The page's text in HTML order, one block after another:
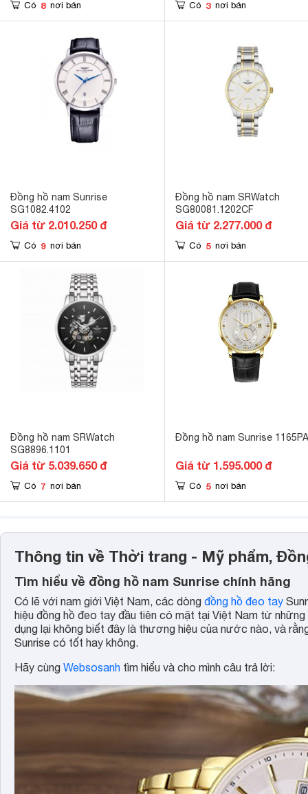
Có 8 nơi bán Có 3 nơi bán
Đồng hồ nam Sunrise
SG1082.4102
Giá từ 2.010.250 đ
Có 9 nơi bán
Đồng hồ nam SRWatch
SG80081.1202CF
Giá từ 2.277.000 đ
Có 5 nơi bán
Đồng hồ nam SRWatch
SG8896.1101
Giá từ 5.039.650 đ
Có 7 nơi bán
Đồng hồ nam Sunrise 1165PA
Giá từ 1.595.000 đ
Có 5 nơi bán
Thông tin về Thời trang - Mỹ phẩm,
Tìm hiểu về đồng hồ nam Sunrise chính hãng
Có lẽ với nam giới Việt Nam, các dòng đồng hồ đeo tay
hiệu đồng hồ đeo tay đầu tiên có mặt tại Việt Nam từ
dụng lại không biết đây là thương hiệu của nước nào, và
Sunrise có tốt hay không.
Hãy cùng Websosanh tìm hiểu và cho mình câu trả lời: